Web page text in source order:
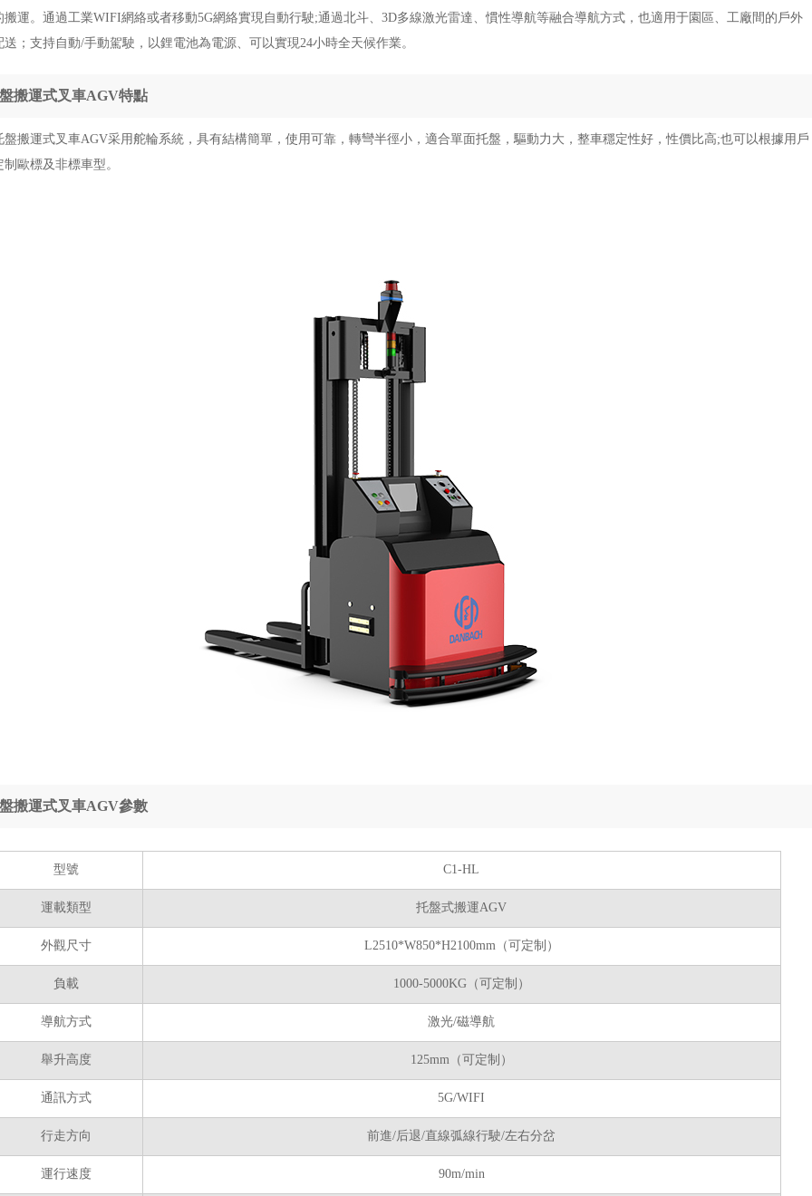
搬運。通過工業WIFI網絡或者移動5G網絡實現自動行駛;通過北斗、3D多線激光雷達、慣性導航等融合導航方式，也適用于園區、工廠間的戶外
送；支持自動/手動駕駛，以鋰電池為電源、可以實現24小時全天候作業。
搬運式叉車AGV特點
盤搬運式叉車AGV采用舵輪系統，具有結構簡單，使用可靠，轉彎半徑小，適合單面托盤，驅動力大，整車穩定性好，性價比高;也可以根據用戶
制歐標及非標車型。
搬運式叉車AGV參數
型號 C1-HL
運載類型 托盤式搬運AGV
外觀尺寸 L2510*W850*H2100mm（可定制）
負載 1000-5000KG（可定制）
導航方式 激光/磁導航
舉升高度 125mm（可定制）
通訊方式 5G/WIFI
行走方向 前進/后退/直線弧線行駛/左右分岔
運行速度 90m/min